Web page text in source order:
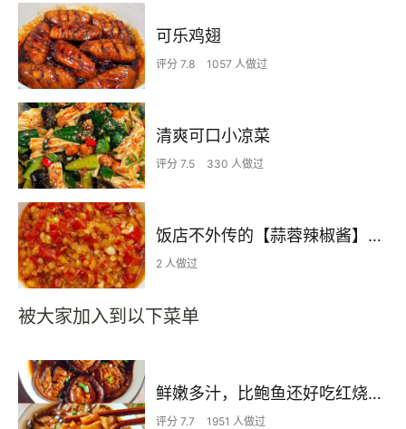
可乐鸡翅
评分 7.8 1057 人做过
清爽可口小凉菜
评分 7.5 330 人做过
饭店不外传的【蒜蓉辣椒酱】自己在家也可以做出
2 人做过
被大家加入到以下菜单
鲜嫩多汁，比鲍鱼还好吃红烧香菇
评分 7.7 1951 人做过